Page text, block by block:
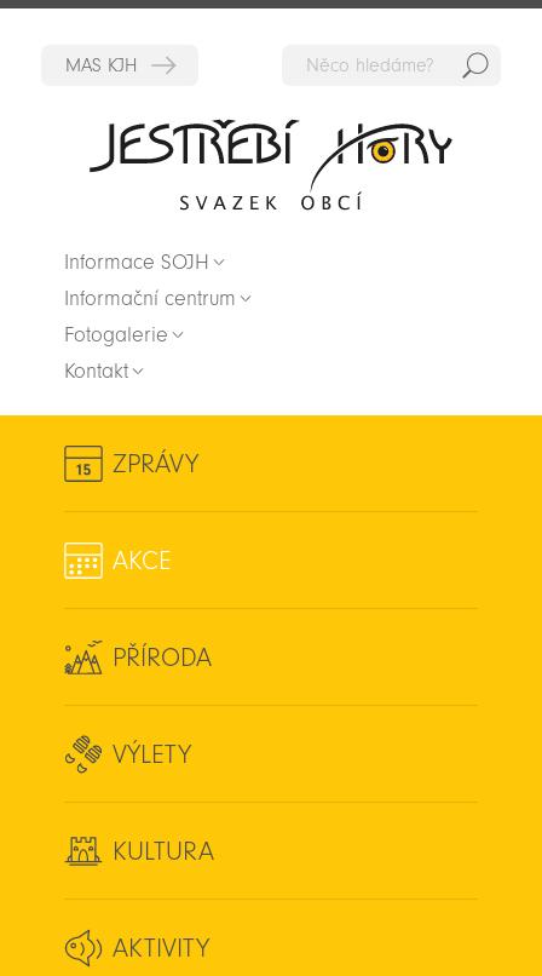
Informace SOJH
Informační centrum
Fotogalerie
Kontakt
ZPRÁVY
AKCE
PŘÍRODA
VÝLETY
KULTURA
AKTIVITY